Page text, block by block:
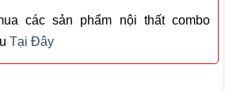
các sản phẩm nội thất combo
Tại Đây
20 số lượng